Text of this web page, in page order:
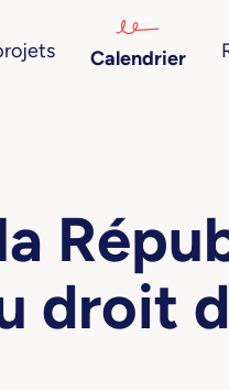
Calendrier
droit